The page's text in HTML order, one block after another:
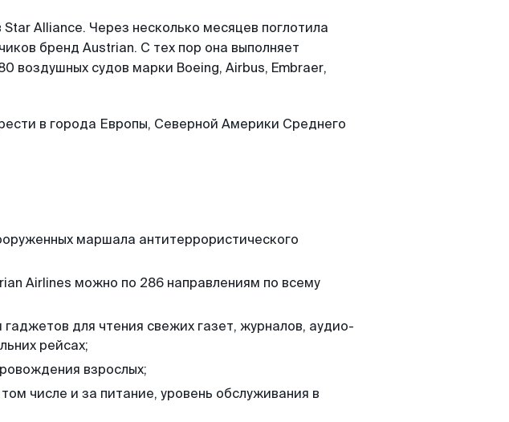
Alliance. Через несколько месяцев поглотила
бренд Austrian. С тех пор она выполняет
воздушных судов марки Boeing, Airbus, Embraer,
в города Европы, Северной Америки Среднего
маршала антитеррористического
Airlines можно по 286 направлениям по всему
для чтения свежих газет, журналов, аудио-
рейсах;
взрослых;
числе и за питание, уровень обслуживания в